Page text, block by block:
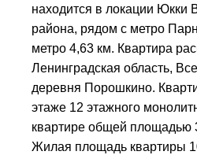
находится в локации Юкки
района, рядом с метро
метро 4,63 км. Квартира
Ленинградская область,
деревня Порошкино.
этаже 12 этажного
квартире общей площадью
Жилая площадь квартиры